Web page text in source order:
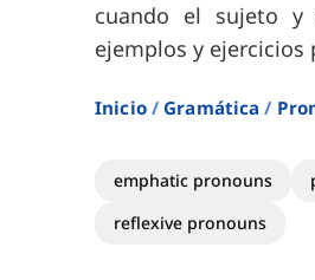
cuando el sujeto y
ejemplos y
Inicio Gramática
emphatic pronouns
reflexive pronouns